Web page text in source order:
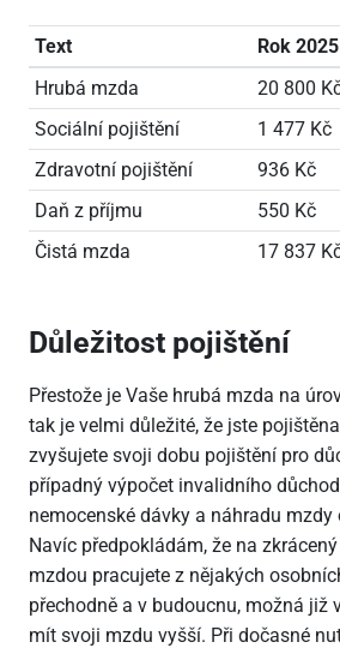
Text Rok 2025
Hrubá mzda
20 800
Sociální pojištění
1 477 Kč
Zdravotní pojištění
936 Kč
Daň z příjmu
550 Kč
Čistá mzda
17 837
Důležitost pojištění
Přestože je Vaše hrubá mzda na
tak je velmi důležité, že jste
zvyšujete svoji dobu pojištění pro
případný výpočet invalidního
nemocenské dávky a náhradu
Navíc předpokládám, že na
mzdou pracujete z nějakých
přechodně a v budoucnu, možná již
mít svoji mzdu vyšší. Při dočasné